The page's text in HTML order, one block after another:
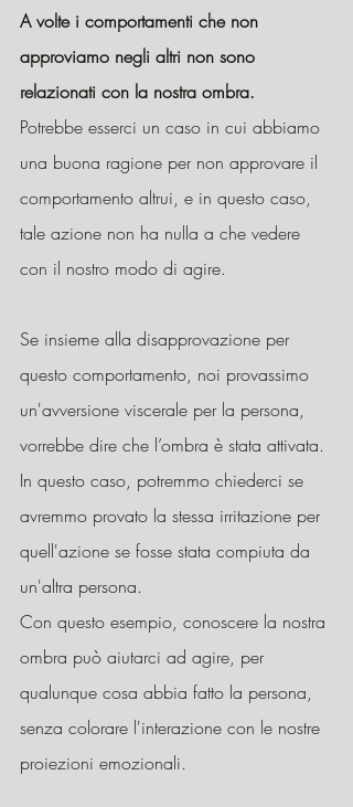
A volte i comportamenti che non
approviamo negli altri non sono
relazionati con la nostra ombra.
Potrebbe esserci un caso in cui abbiamo
una buona ragione per non approvare il
comportamento altrui, e in questo caso,
tale azione non ha nulla a che vedere
con il nostro modo di agire.
Se insieme alla disapprovazione per
questo comportamento, noi provassimo
un'avversione viscerale per la persona,
vorrebbe dire che l’ombra è stata attivata.
In questo caso, potremmo chiederci se
avremmo provato la stessa irritazione per
quell'azione se fosse stata compiuta da
un'altra persona.
Con questo esempio, conoscere la nostra
ombra può aiutarci ad agire, per
qualunque cosa abbia fatto la persona,
senza colorare l'interazione con le nostre
proiezioni emozionali.